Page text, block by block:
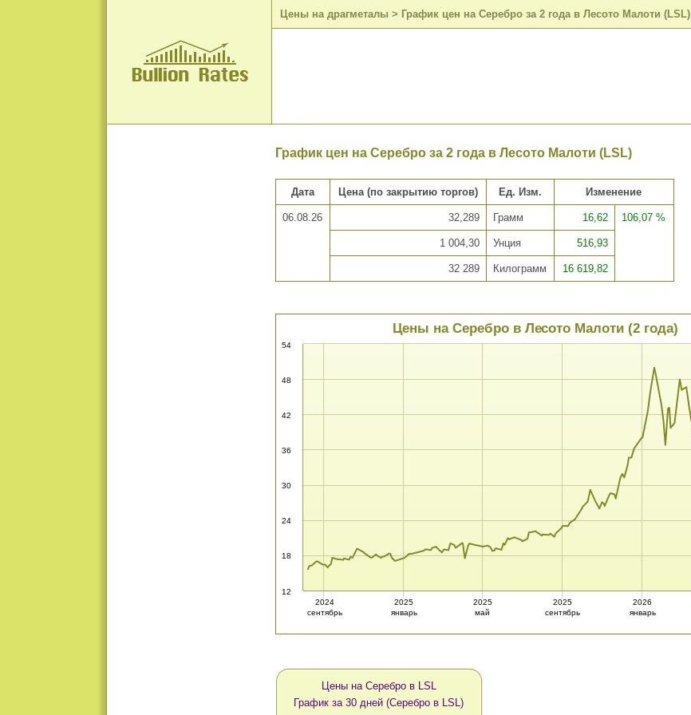
Цены на драгметалы > График цен на Серебро за 2 года в Лесото Малоти (LSL)
График цен на Серебро за 2 года в Лесото Малоти (LSL)
Дата Цена (по закрытию торгов) Ед. Изм. Изменение
06.08.26 32,289 Грамм 16,62 106,07 %
1 004,30 Унция 516,93
32 289 Килограмм 16 619,82
Цены на Серебро в Лесото Малоти (2 года)
12
18
24
30
36
42
48
54
2024
сентябрь
2025
январь
2025
май
2025
сентябрь
2026
январь
Цены на Серебро в LSL
График за 30 дней (Серебро в LSL)